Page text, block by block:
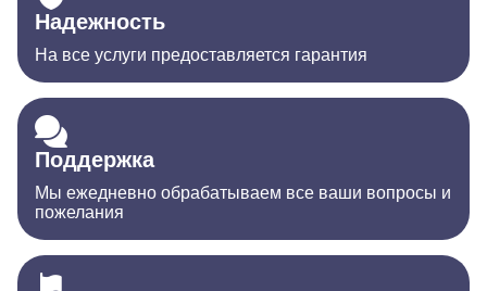
Надежность
На все услуги предоставляется гарантия
Поддержка
Мы ежедневно обрабатываем все ваши вопросы и
пожелания